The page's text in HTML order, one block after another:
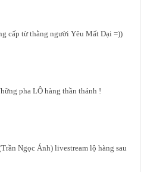
cấp từ thằng người Yêu Mất Dại =))
pha LỘ hàng thần thánh !
Ngọc Ánh) livestream lộ hàng sau